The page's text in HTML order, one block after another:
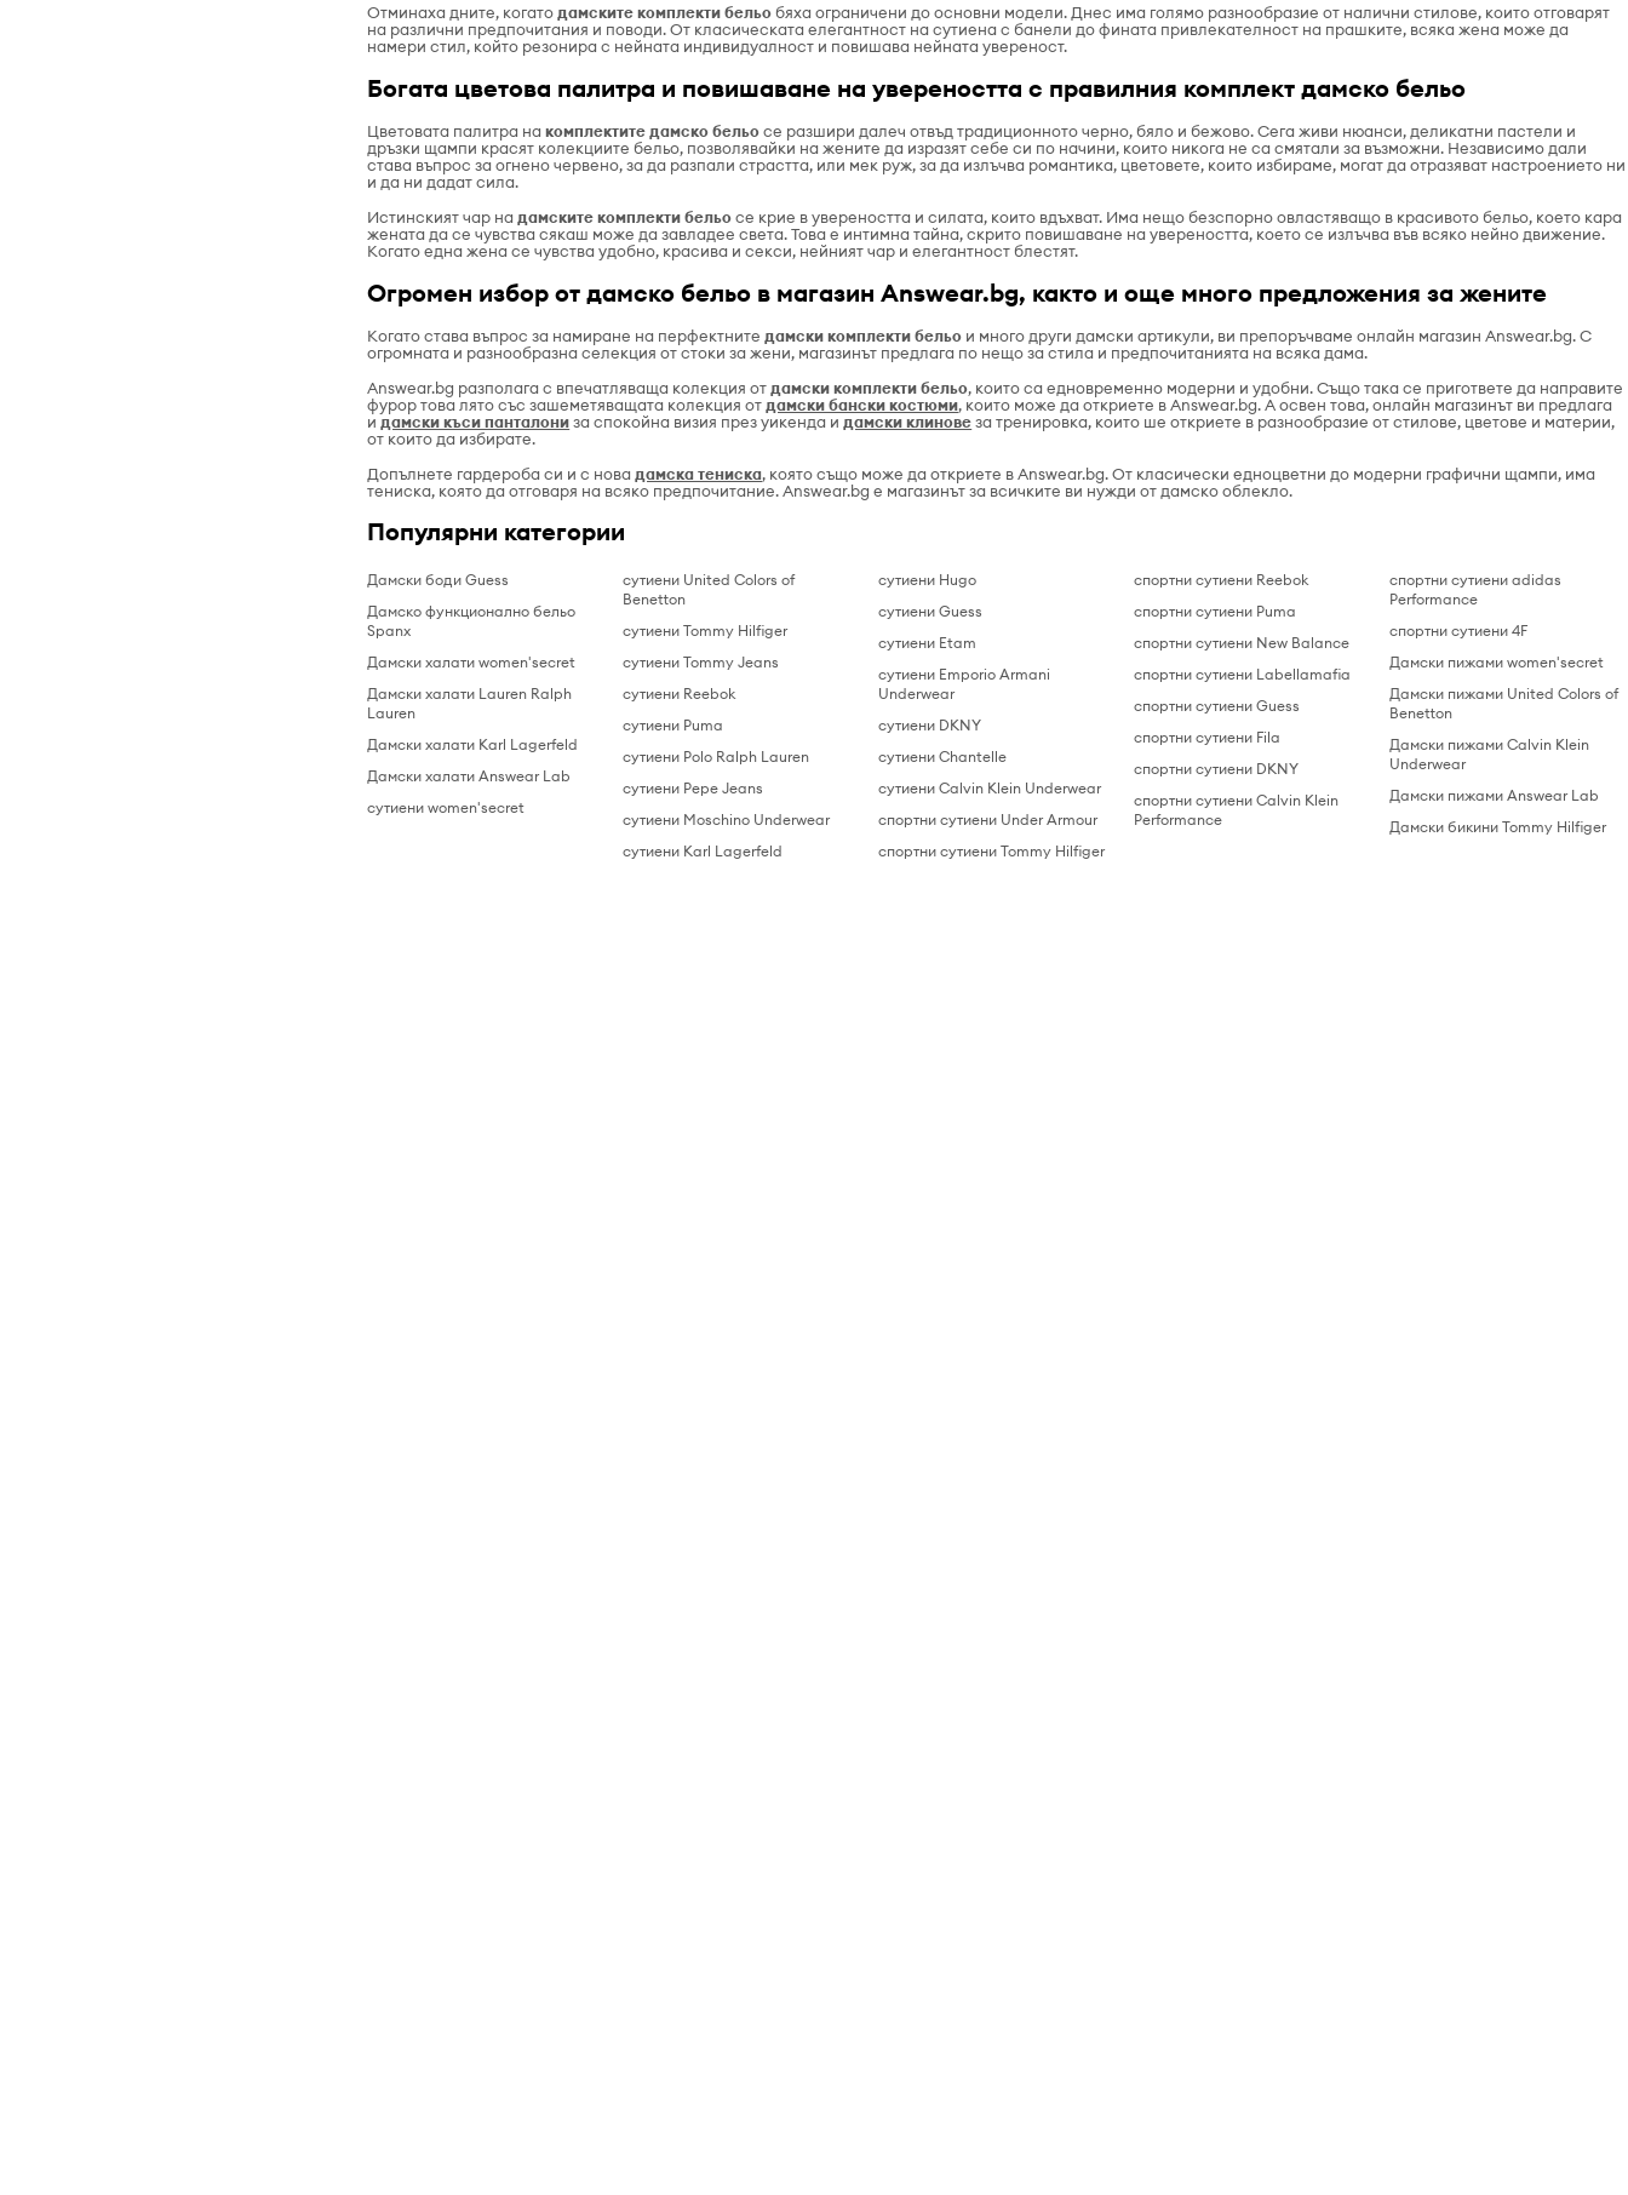
Отминаха дните, когато дамските комплекти бельобяха ограничени до основни модели. Днес има голямо разнообразие от налични стилове, които отговарят
на различни предпочитания и поводи. От класическата елегантност на сутиена с банели до фината привлекателност на прашките, всяка жена може да
намери стил, който резонира с нейната индивидуалност и повишава нейната увереност.
Богата цветова палитра и повишаване на увереността с правилния комплект дамско бельо
Цветовата палитра накомплектите дамско бельосе разшири далеч отвъд традиционното черно, бяло и бежово. Сега живи нюанси, деликатни пастели и
дръзки щампи красят колекциите бельо, позволявайки на жените да изразят себе си по начини, които никога не са смятали за възможни. Независимо дали
става въпрос за огнено червено, за да разпали страстта, или мек руж, за да излъчва романтика, цветовете, които избираме, могат да отразяват настроението ни
и да ни дадат сила.
Истинският чар на дамските комплекти бельосе крие в увереността и силата, които вдъхват. Има нещо безспорно овластяващо в красивото бельо, което кара
жената да се чувства сякаш може да завладее света. Това е интимна тайна, скрито повишаване на увереността, което се излъчва във всяко нейно движение.
Когато една жена се чувства удобно, красива и секси, нейният чар и елегантност блестят.
Огромен избор от дамско бельо в магазин Answear.bg, както и още много предложения за жените
Когато става въпрос за намиране на перфектните дамски комплекти бельо и много други дамски артикули, ви препоръчваме онлайн магазин Answear.bg. С
огромната и разнообразна селекция от стоки за жени, магазинът предлага по нещо за стила и предпочитанията на всяка дама.
Answear.bg разполага с впечатляваща колекция от дамски комплекти бельо, които са едновременно модерни и удобни. Също така се пригответе да направите
фурор това лято със зашеметяващата колекция от дамски бански костюми, които може да откриете в Answear.bg. А освен това, онлайн магазинът ви предлага
и дамски къси панталониза спокойна визия през уикенда и дамски клиновеза тренировка, които ше откриете в разнообразие от стилове, цветове и материи,
от които да избирате.
Допълнете гардероба си и с нова дамска тениска, която също може да откриете в Answear.bg. От класически едноцветни до модерни графични щампи, има
тениска, която да отговаря на всяко предпочитание. Answear.bg е магазинът за всичките ви нужди от дамско облекло.
Популярни категории
Дамски боди Guess
Дамско функционално бельо
Spanx
Дамски халати women'secret
Дамски халати Lauren Ralph
Lauren
Дамски халати Karl Lagerfeld
Дамски халати Answear Lab
сутиени women'secret
сутиени United Colors of
Benetton
сутиени Tommy Hilfiger
сутиени Tommy Jeans
сутиени Reebok
сутиени Puma
сутиени Polo Ralph Lauren
сутиени Pepe Jeans
сутиени Moschino Underwear
сутиени Karl Lagerfeld
сутиени Hugo
сутиени Guess
сутиени Etam
сутиени Emporio Armani
Underwear
сутиени DKNY
сутиени Chantelle
сутиени Calvin Klein Underwear
спортни сутиени Under Armour
спортни сутиени Tommy Hilfiger
спортни сутиени Reebok
спортни сутиени Puma
спортни сутиени New Balance
спортни сутиени Labellamafia
спортни сутиени Guess
спортни сутиени Fila
спортни сутиени DKNY
спортни сутиени Calvin Klein
Performance
спортни сутиени adidas
Performance
спортни сутиени 4F
Дамски пижами women'secret
Дамски пижами United Colors of
Benetton
Дамски пижами Calvin Klein
Underwear
Дамски пижами Answear Lab
Дамски бикини Tommy Hilfiger